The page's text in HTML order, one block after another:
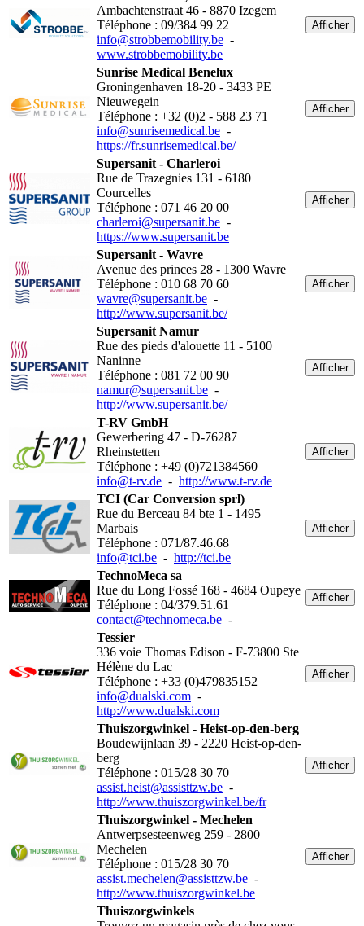
Ambachtenstraat 46 - 8870 Izegem
Téléphone : 09/384 99 22
info@strobbemobility.be -
www.strobbemobility.be
Afficher
Sunrise Medical Benelux
Groningenhaven 18-20 - 3433 PE
Nieuwegein
Téléphone : +32 (0)2 - 588 23 71
info@sunrisemedical.be -
https://fr.sunrisemedical.be/
Afficher
Supersanit - Charleroi
Rue de Trazegnies 131 - 6180
Courcelles
Téléphone : 071 46 20 00
charleroi@supersanit.be -
https://www.supersanit.be
Afficher
Supersanit - Wavre
Avenue des princes 28 - 1300 Wavre
Téléphone : 010 68 70 60
wavre@supersanit.be -
http://www.supersanit.be/
Afficher
Supersanit Namur
Rue des pieds d'alouette 11 - 5100
Naninne
Téléphone : 081 72 00 90
namur@supersanit.be -
http://www.supersanit.be/
Afficher
T-RV GmbH
Gewerbering 47 - D-76287
Rheinstetten
Téléphone : +49 (0)721384560
info@t-rv.de - http://www.t-rv.de
Afficher
TCI (Car Conversion sprl)
Rue du Berceau 84 bte 1 - 1495
Marbais
Téléphone : 071/87.46.68
info@tci.be - http://tci.be
Afficher
TechnoMeca sa
Rue du Long Fossé 168 - 4684 Oupeye
Téléphone : 04/379.51.61
contact@technomeca.be -
Afficher
Tessier
336 voie Thomas Edison - F-73800 Ste
Hélène du Lac
Téléphone : +33 (0)479835152
info@dualski.com -
http://www.dualski.com
Afficher
Thuiszorgwinkel - Heist-op-den-berg
Boudewijnlaan 39 - 2220 Heist-op-den-
berg
Téléphone : 015/28 30 70
assist.heist@assisttzw.be -
http://www.thuiszorgwinkel.be/fr
Afficher
Thuiszorgwinkel - Mechelen
Antwerpsesteenweg 259 - 2800
Mechelen
Téléphone : 015/28 30 70
assist.mechelen@assisttzw.be -
http://www.thuiszorgwinkel.be
Afficher
Thuiszorgwinkels